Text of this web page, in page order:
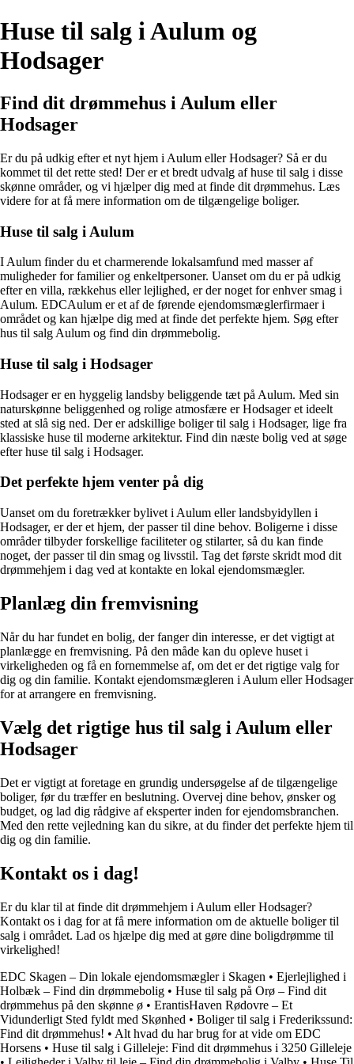
Huse til salg i Aulum og
Hodsager
Find dit drømmehus i Aulum eller
Hodsager
Er du på udkig efter et nyt hjem i Aulum eller Hodsager? Så er du
kommet til det rette sted! Der er et bredt udvalg af huse til salg i disse
skønne områder, og vi hjælper dig med at finde dit drømmehus. Læs
videre for at få mere information om de tilgængelige boliger.
Huse til salg i Aulum
I Aulum finder du et charmerende lokalsamfund med masser af
muligheder for familier og enkeltpersoner. Uanset om du er på udkig
efter en villa, rækkehus eller lejlighed, er der noget for enhver smag i
Aulum. EDCAulum er et af de førende ejendomsmæglerfirmaer i
området og kan hjælpe dig med at finde det perfekte hjem. Søg efter
hus til salg Aulum og find din drømmebolig.
Huse til salg i Hodsager
Hodsager er en hyggelig landsby beliggende tæt på Aulum. Med sin
naturskønne beliggenhed og rolige atmosfære er Hodsager et ideelt
sted at slå sig ned. Der er adskillige boliger til salg i Hodsager, lige fra
klassiske huse til moderne arkitektur. Find din næste bolig ved at søge
efter huse til salg i Hodsager.
Det perfekte hjem venter på dig
Uanset om du foretrækker bylivet i Aulum eller landsbyidyllen i
Hodsager, er der et hjem, der passer til dine behov. Boligerne i disse
områder tilbyder forskellige faciliteter og stilarter, så du kan finde
noget, der passer til din smag og livsstil. Tag det første skridt mod dit
drømmehjem i dag ved at kontakte en lokal ejendomsmægler.
Planlæg din fremvisning
Når du har fundet en bolig, der fanger din interesse, er det vigtigt at
planlægge en fremvisning. På den måde kan du opleve huset i
virkeligheden og få en fornemmelse af, om det er det rigtige valg for
dig og din familie. Kontakt ejendomsmægleren i Aulum eller Hodsager
for at arrangere en fremvisning.
Vælg det rigtige hus til salg i Aulum eller
Hodsager
Det er vigtigt at foretage en grundig undersøgelse af de tilgængelige
boliger, før du træffer en beslutning. Overvej dine behov, ønsker og
budget, og lad dig rådgive af eksperter inden for ejendomsbranchen.
Med den rette vejledning kan du sikre, at du finder det perfekte hjem til
dig og din familie.
Kontakt os i dag!
Er du klar til at finde dit drømmehjem i Aulum eller Hodsager?
Kontakt os i dag for at få mere information om de aktuelle boliger til
salg i området. Lad os hjælpe dig med at gøre dine boligdrømme til
virkelighed!
EDC Skagen – Din lokale ejendomsmægler i Skagen • Ejerlejlighed i
Holbæk – Find din drømmebolig • Huse til salg på Orø – Find dit
drømmehus på den skønne ø • ErantisHaven Rødovre – Et
Vidunderligt Sted fyldt med Skønhed • Boliger til salg i Frederikssund:
Find dit drømmehus! • Alt hvad du har brug for at vide om EDC
Horsens • Huse til salg i Gilleleje: Find dit drømmehus i 3250 Gilleleje